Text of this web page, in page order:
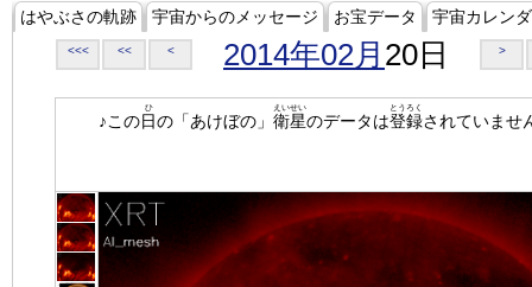
はやぶさの軌跡 宇宙からのメッセージ お宝データ 宇宙カレン
<<< << < 2014年02月 20日 >
♪この日
ひ
の「あけぼの」 衛星
えいせい
のデータは登録
とうろく
されていませ